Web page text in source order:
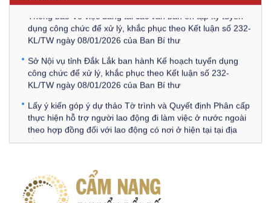
dụng công chức để xử lý, khắc phục theo Kết luận số 232-
KL/TW ngày 08/01/2026 của Ban Bí thư
Sở Nội vụ tỉnh Đắk Lắk ban hành Kế hoạch tuyển dụng
công chức để xử lý, khắc phục theo Kết luận số 232-
KL/TW ngày 08/01/2026 của Ban Bí thư
Lấy ý kiến góp ý dự thảo Tờ trình và Quyết định Phân cấp
thực hiện hỗ trợ người lao động đi làm việc ở nước ngoài
theo hợp đồng đối với lao động có nơi ở hiện tại tại địa
phương
hiện quy định về người lao động nước ngoài làm việc trên
địa bàn tỉnh Đắk Lắk theo trình tự, thủ tục rút gọn trong
xây dựng, ban hành văn bản quy phạm pháp luật